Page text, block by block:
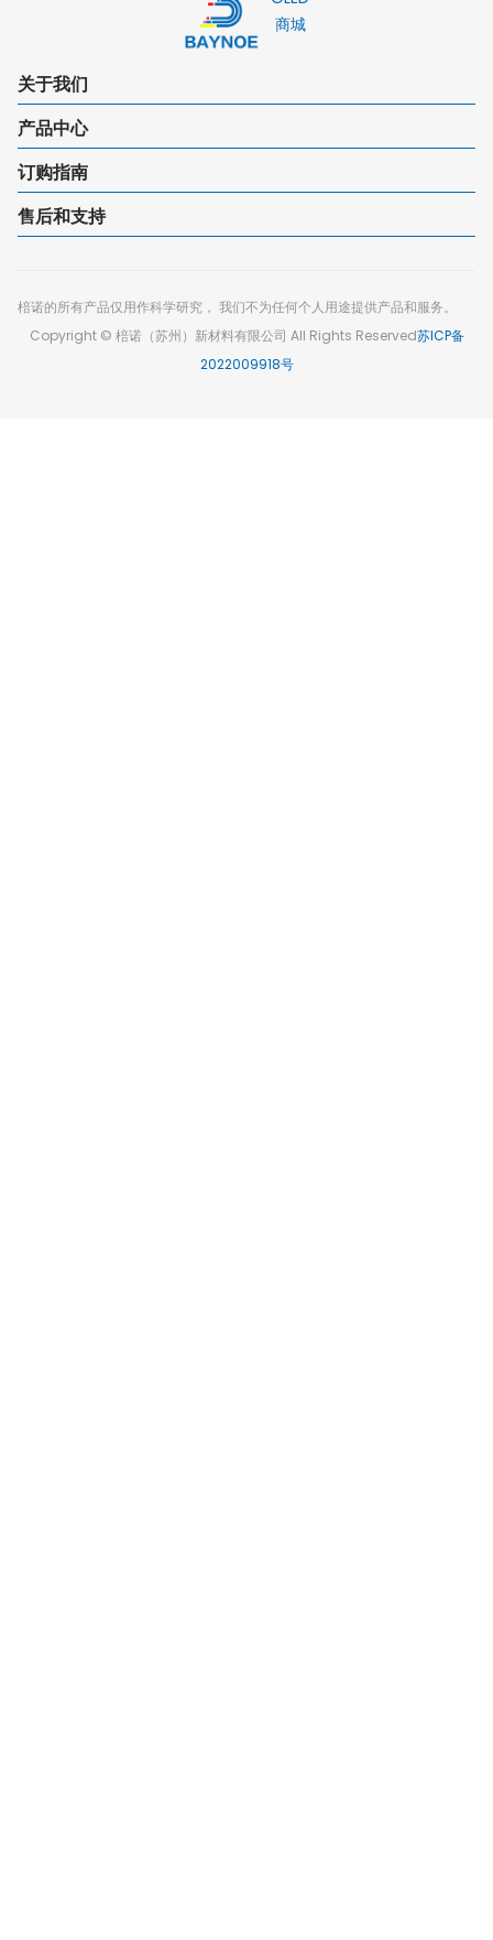
商城
关于我们
产品中心
订购指南
售后和支持
Copyright © 棓诺（苏州）新材料有限公司 All Rights Reserved苏ICP备
2022009918号
棓诺的所有产品仅用作科学研究， 我们不为任何个人用途提供产品和服务。